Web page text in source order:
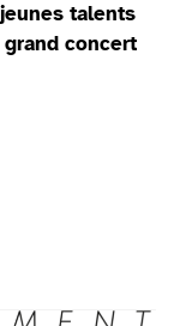
talents
concert